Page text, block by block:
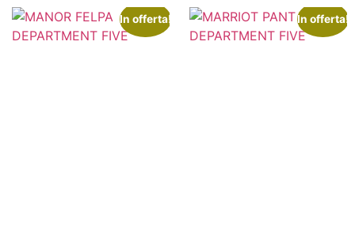
In offerta! In offerta!